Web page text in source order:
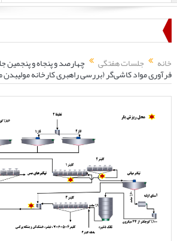
خانه جلسات هفتگی چهارصد و پنجاه و
فرآوری مواد کاشی‌گر (بررسی راهبری کارخانه